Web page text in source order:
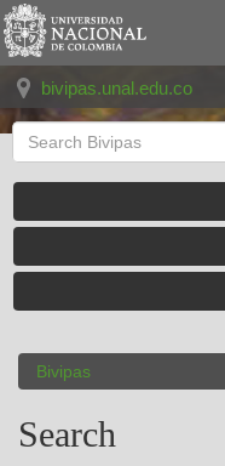
Skip
navigation
bivipas.unal.edu.co
Bivipas
Search